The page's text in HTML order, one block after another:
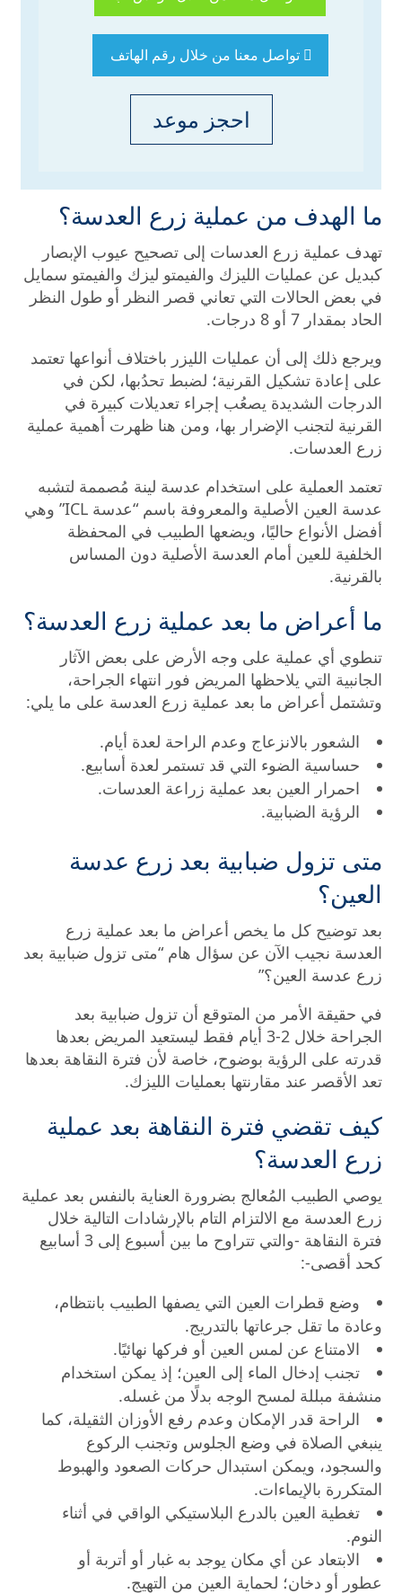
تواصل معنا من خلال رقم الهاتف
احجز موعد
ما الهدف من عملية زرع العدسة؟
تهدف عملية زرع العدسات إلى تصحيح عيوب الإبصار
كبديل عن عمليات الليزك والفيمتو ليزك والفيمتو سمايل
في بعض الحالات التي تعاني قصر النظر أو طول النظر
الحاد بمقدار 7 أو 8 درجات.
ويرجع ذلك إلى أن عمليات الليزر باختلاف أنواعها تعتمد
على إعادة تشكيل القرنية؛ لضبط تحدُبها، لكن في
الدرجات الشديدة يصعُب إجراء تعديلات كبيرة في
القرنية لتجنب الإضرار بها، ومن هنا ظهرت أهمية عملية
زرع العدسات.
تعتمد العملية على استخدام عدسة لينة مُصممة لتشبه
عدسة العين الأصلية والمعروفة باسم “عدسة ICL” وهي
أفضل الأنواع حاليًا، ويضعها الطبيب في المحفظة
الخلفية للعين أمام العدسة الأصلية دون المساس
بالقرنية.
ما أعراض ما بعد عملية زرع العدسة؟
تنطوي أي عملية على وجه الأرض على بعض الآثار
الجانبية التي يلاحظها المريض فور انتهاء الجراحة،
وتشتمل أعراض ما بعد عملية زرع العدسة على ما يلي:
الشعور بالانزعاج وعدم الراحة لعدة أيام.
حساسية الضوء التي قد تستمر لعدة أسابيع.
احمرار العين بعد عملية زراعة العدسات.
الرؤية الضبابية.
متى تزول ضبابية بعد زرع عدسة
العين؟
بعد توضيح كل ما يخص أعراض ما بعد عملية زرع
العدسة نجيب الآن عن سؤال هام “متى تزول ضبابية بعد
زرع عدسة العين؟”
في حقيقة الأمر من المتوقع أن تزول ضبابية بعد
الجراحة خلال 2-3 أيام فقط ليستعيد المريض بعدها
قدرته على الرؤية بوضوح، خاصة لأن فترة النقاهة بعدها
تعد الأقصر عند مقارنتها بعمليات الليزك.
كيف تقضي فترة النقاهة بعد عملية
زرع العدسة؟
يوصي الطبيب المُعالج بضرورة العناية بالنفس بعد عملية
زرع العدسة مع الالتزام التام بالإرشادات التالية خلال
فترة النقاهة -والتي تتراوح ما بين أسبوع إلى 3 أسابيع
كحد أقصى-:
وضع قطرات العين التي يصفها الطبيب بانتظام،
وعادة ما تقل جرعاتها بالتدريج.
الامتناع عن لمس العين أو فركها نهائيًا.
تجنب إدخال الماء إلى العين؛ إذ يمكن استخدام
منشفة مبللة لمسح الوجه بدلًا من غسله.
الراحة قدر الإمكان وعدم رفع الأوزان الثقيلة، كما
ينبغي الصلاة في وضع الجلوس وتجنب الركوع
والسجود، ويمكن استبدال حركات الصعود والهبوط
المتكررة بالإيماءات.
تغطية العين بالدرع البلاستيكي الواقي في أثناء
النوم.
الابتعاد عن أي مكان يوجد به غبار أو أتربة أو
عطور أو دخان؛ لحماية العين من التهيج.